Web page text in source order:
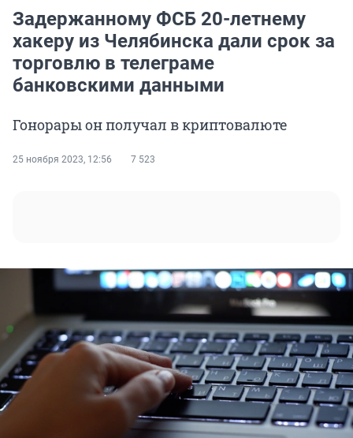
Задержанному ФСБ 20-летнему
хакеру из Челябинска дали срок за
торговлю в телеграме
банковскими данными
Гонорары он получал в криптовалюте
25 ноября 2023, 12:56 7 523